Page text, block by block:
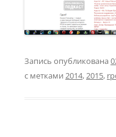
Запись опубликована
с метками 2014, 2015,